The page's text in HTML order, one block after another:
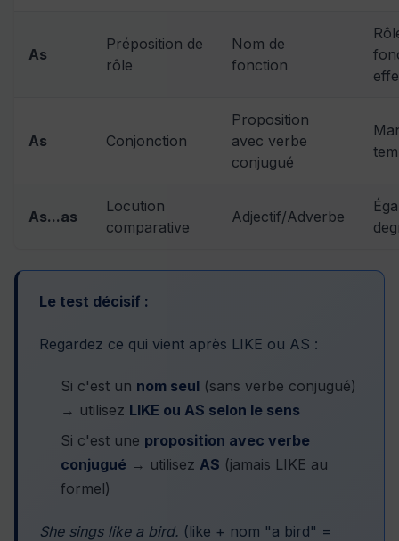
As
Préposition de
rôle
Nom de
fonction
As Conjonction
Proposition
avec verbe
conjugué
As...as
Locution
comparative
Adjectif/Adverbe
Le test décisif :
Regardez ce qui vient après LIKE ou AS :
Si c'est un nom seul (sans verbe conjugué)
→ utilisez LIKE ou AS selon le sens
Si c'est une proposition avec verbe
conjugué → utilisez AS (jamais LIKE au
formel)
She sings like a bird. (like + nom "a bird" =